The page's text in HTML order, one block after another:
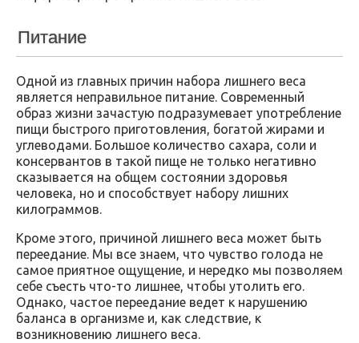
Питание
Одной из главных причин набора лишнего веса
является неправильное питание. Современный
образ жизни зачастую подразумевает употребление
пищи быстрого приготовления, богатой жирами и
углеводами. Большое количество сахара, соли и
консервантов в такой пище не только негативно
сказывается на общем состоянии здоровья
человека, но и способствует набору лишних
килограммов.
Кроме этого, причиной лишнего веса может быть
переедание. Мы все знаем, что чувство голода не
самое приятное ощущение, и нередко мы позволяем
себе съесть что-то лишнее, чтобы утолить его.
Однако, частое переедание ведет к нарушению
баланса в организме и, как следствие, к
возникновению лишнего веса.